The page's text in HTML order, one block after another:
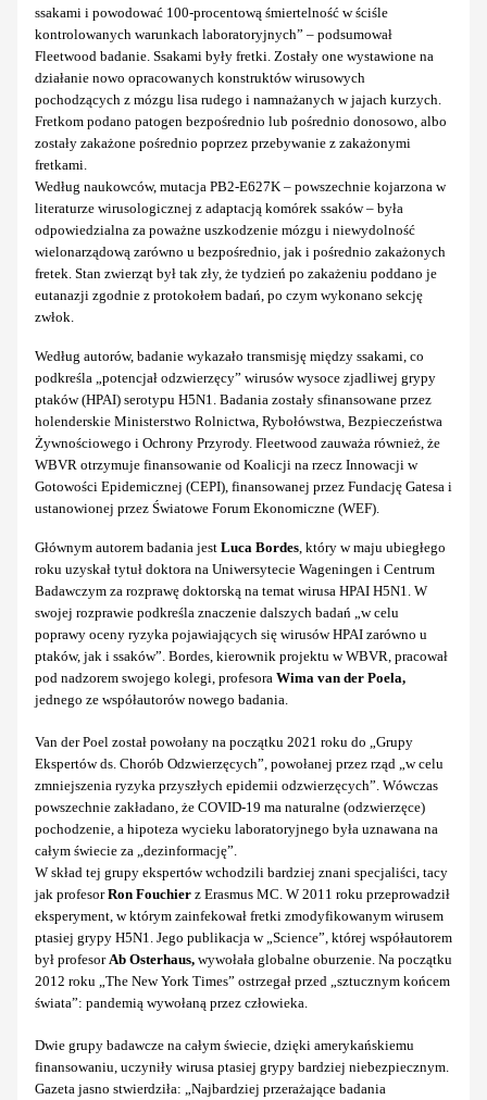
ssakami i powodować 100-procentową śmiertelność w ściśle
kontrolowanych warunkach laboratoryjnych” – podsumował
Fleetwood badanie. Ssakami były fretki. Zostały one wystawione na
działanie nowo opracowanych konstruktów wirusowych
pochodzących z mózgu lisa rudego i namnażanych w jajach kurzych.
Fretkom podano patogen bezpośrednio lub pośrednio donosowo, albo
zostały zakażone pośrednio poprzez przebywanie z zakażonymi
fretkami.
Według naukowców, mutacja PB2-E627K – powszechnie kojarzona w
literaturze wirusologicznej z adaptacją komórek ssaków – była
odpowiedzialna za poważne uszkodzenie mózgu i niewydolność
wielonarządową zarówno u bezpośrednio, jak i pośrednio zakażonych
fretek. Stan zwierząt był tak zły, że tydzień po zakażeniu poddano je
eutanazji zgodnie z protokołem badań, po czym wykonano sekcję
zwłok.
Według autorów, badanie wykazało transmisję między ssakami, co
podkreśla „potencjał odzwierzęcy” wirusów wysoce zjadliwej grypy
ptaków (HPAI) serotypu H5N1. Badania zostały sfinansowane przez
holenderskie Ministerstwo Rolnictwa, Rybołówstwa, Bezpieczeństwa
Żywnościowego i Ochrony Przyrody. Fleetwood zauważa również, że
WBVR otrzymuje finansowanie od Koalicji na rzecz Innowacji w
Gotowości Epidemicznej (CEPI), finansowanej przez Fundację Gatesa i
ustanowionej przez Światowe Forum Ekonomiczne (WEF).
Głównym autorem badania jest Luca Bordes , który w maju ubiegłego
roku uzyskał tytuł doktora na Uniwersytecie Wageningen i Centrum
Badawczym za rozprawę doktorską na temat wirusa HPAI H5N1. W
swojej rozprawie podkreśla znaczenie dalszych badań „w celu
poprawy oceny ryzyka pojawiających się wirusów HPAI zarówno u
ptaków, jak i ssaków”. Bordes, kierownik projektu w WBVR, pracował
pod nadzorem swojego kolegi, profesora Wima van der Poela,
jednego ze współautorów nowego badania.
Van der Poel został powołany na początku 2021 roku do „Grupy
Ekspertów ds. Chorób Odzwierzęcych”, powołanej przez rząd „w celu
zmniejszenia ryzyka przyszłych epidemii odzwierzęcych”. Wówczas
powszechnie zakładano, że COVID-19 ma naturalne (odzwierzęce)
pochodzenie, a hipoteza wycieku laboratoryjnego była uznawana na
całym świecie za „dezinformację”.
W skład tej grupy ekspertów wchodzili bardziej znani specjaliści, tacy
jak profesorRon Fouchier z Erasmus MC. W 2011 roku przeprowadził
eksperyment, w którym zainfekował fretki zmodyfikowanym wirusem
ptasiej grypy H5N1. Jego publikacja w „Science”, której współautorem
był profesor Ab Osterhaus, wywołała globalne oburzenie. Na początku
2012 roku „The New York Times” ostrzegał przed „sztucznym końcem
świata”: pandemią wywołaną przez człowieka.
Dwie grupy badawcze na całym świecie, dzięki amerykańskiemu
finansowaniu, uczyniły wirusa ptasiej grypy bardziej niebezpiecznym.
Gazeta jasno stwierdziła: „Najbardziej przerażające badania